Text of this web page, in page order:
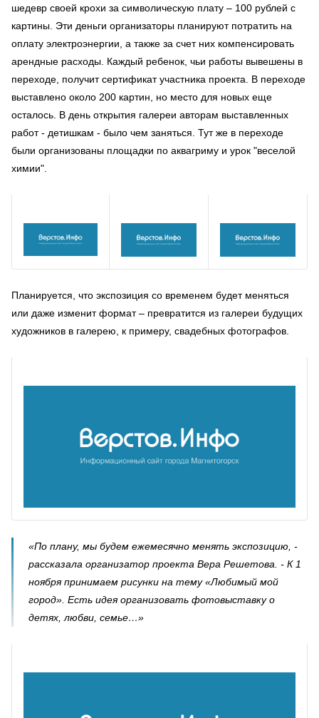
шедевр своей крохи за символическую плату – 100 рублей с
картины. Эти деньги организаторы планируют потратить на
оплату электроэнергии, а также за счет них компенсировать
арендные расходы. Каждый ребенок, чьи работы вывешены в
переходе, получит сертификат участника проекта. В переходе
выставлено около 200 картин, но место для новых еще
осталось. В день открытия галереи авторам выставленных
работ - детишкам - было чем заняться. Тут же в переходе
были организованы площадки по аквагриму и урок "веселой
химии".
Планируется, что экспозиция со временем будет меняться
или даже изменит формат – превратится из галереи будущих
художников в галерею, к примеру, свадебных фотографов.
«По плану, мы будем ежемесячно менять экспозицию, -
рассказала организатор проекта Вера Решетова. - К 1
ноября принимаем рисунки на тему «Любимый мой
город». Есть идея организовать фотовыставку о
детях, любви, семье…»